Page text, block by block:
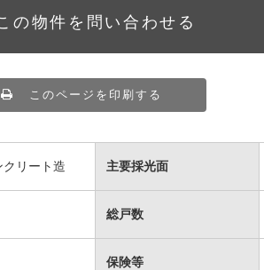
の物件を問い合わせる
このページを印刷する
リート造 主要採光面
総戸数
保険等